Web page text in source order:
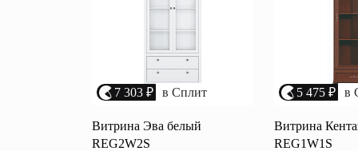
7 303 ₽ в Сплит
Витрина Эва белый
REG2W2S
5 475 ₽ в
Витрина
REG1W1S